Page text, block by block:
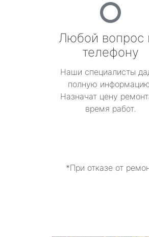
Любой вопрос
телефону
Наши специалисты
полную
Назначат цену
время работ.
*При отказе от